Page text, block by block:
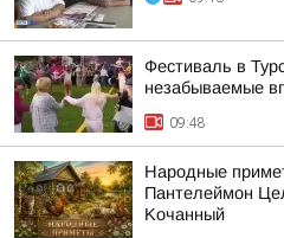
Фестиваль в
незабываемые
09:48
Hapoдныe
Пaнтeлeймoн
Koчaнный